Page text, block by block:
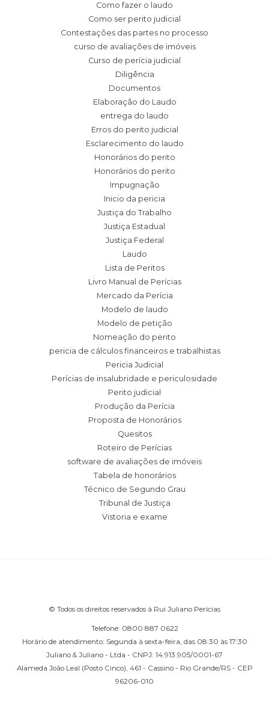
Como fazer o laudo
Como ser perito judicial
Contestações das partes no processo
curso de avaliações de imóveis
Curso de perícia judicial
Diligência
Documentos
Elaboração do Laudo
entrega do laudo
Erros do perito judicial
Esclarecimento do laudo
Honorários do perito
Honorários do perito
Impugnação
Inicio da pericia
Justiça do Trabalho
Justiça Estadual
Justiça Federal
Laudo
Lista de Peritos
Livro Manual de Perícias
Mercado da Perícia
Modelo de laudo
Modelo de petição
Nomeação do perito
pericia de cálculos financeiros e trabalhistas
Pericia Judicial
Perícias de insalubridade e periculosidade
Perito judicial
Produção da Perícia
Proposta de Honorários
Quesitos
Roteiro de Perícias
software de avaliações de imóveis
Tabela de honorários
Técnico de Segundo Grau
Tribunal de Justiça
Vistoria e exame
© Todos os direitos reservados à Rui Juliano Perícias
Telefone: 0800 887 0622
Horário de atendimento: Segunda à sexta-feira, das 08:30 às 17:30
Juliano & Juliano - Ltda - CNPJ: 14.913.905/0001-67
Alameda João Leal (Posto Cinco), 461 - Cassino - Rio Grande/RS - CEP
96206-010